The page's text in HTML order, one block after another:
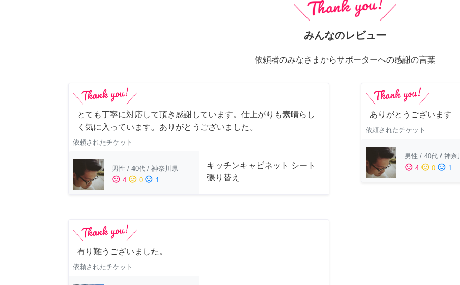
みんなのレビュー
依頼者のみなさまからサポーターへの感謝の言葉
とても丁寧に対応して頂き感謝しています。仕上がりも素晴らし
く気に入っています。ありがとうございました。
依頼されたチケット
男性 / 40代 / 神奈川県
sentiment_satisfied 4 sentiment_neutral 0 sentiment_dissatisfied 1
キッチンキャビネット シート
張り替え
ありがとうございます
依頼されたチケット
男性 / 40代 / 神奈
sentiment_satisfied 4 sentiment_neutral 0 sentiment_dissatisfied 1
有り難うございました。
依頼されたチケット